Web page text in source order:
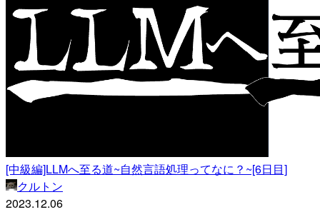
[中級編]LLMへ至る道~自然言語処理ってなに？~[6日目]
クルトン
2023.12.06